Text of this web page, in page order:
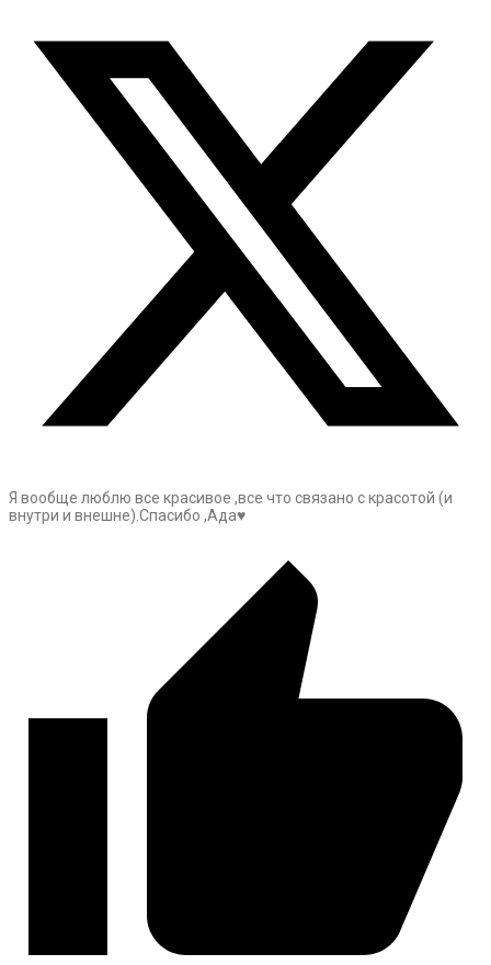
Я вообще люблю все красивое ,все что связано с красотой (и
внутри и внешне).Спасибо ,Ада♥️